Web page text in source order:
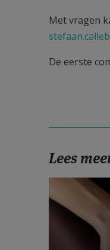
Met vragen
De eerste
Lees